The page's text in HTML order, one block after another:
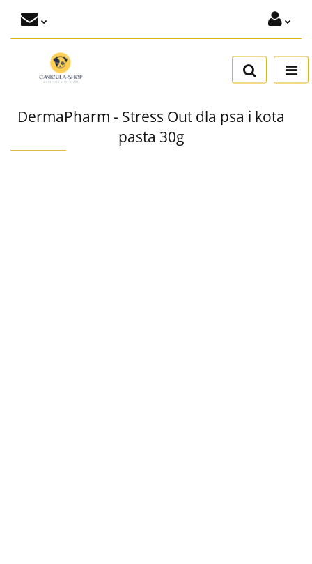
Zaloguj się
Dodaj zgłoszenie
DermaPharm - Stress Out dla psa i kota
pasta 30g